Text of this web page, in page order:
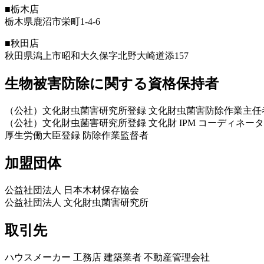
■栃木店
栃木県鹿沼市栄町1-4-6
■秋田店
秋田県潟上市昭和大久保字北野大崎道添157
生物被害防除に関する資格保持者
（公社）文化財虫菌害研究所登録 文化財虫菌害防除作業主任
（公社）文化財虫菌害研究所登録 文化財 IPM コーディネータ
厚生労働大臣登録 防除作業監督者
加盟団体
公益社団法人 日本木材保存協会
公益社団法人 文化財虫菌害研究所
取引先
ハウスメーカー 工務店 建築業者 不動産管理会社